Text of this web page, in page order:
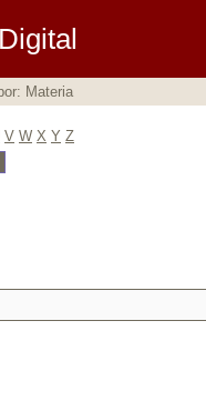
Materia
V W X Y Z